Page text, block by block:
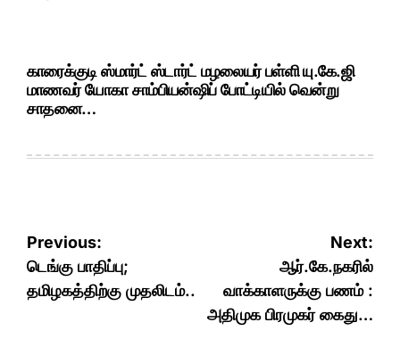
காரைக்குடி ஸ்மார்ட் ஸ்டார்ட் மழலையர் பள்ளி யு.கே.ஜி
மாணவர் யோகா சாம்பியன்ஷிப் போட்டியில் வென்று
சாதனை…
Post
navigation
Previous:
டெங்கு பாதிப்பு;
தமிழகத்திற்கு முதலிடம்..
Next:
ஆர்.கே.நகரில்
வாக்காளருக்கு பணம் :
அதிமுக பிரமுகர் கைது…